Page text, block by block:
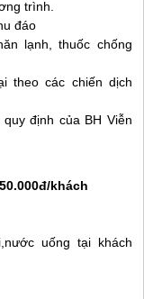
trình.
đáo
lạnh, thuốc chống
theo các chiến dịch
định của BH Viễn
khách
uống tại khách